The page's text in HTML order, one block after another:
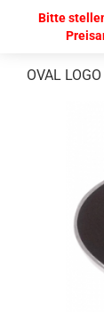
Bitte
OVAL